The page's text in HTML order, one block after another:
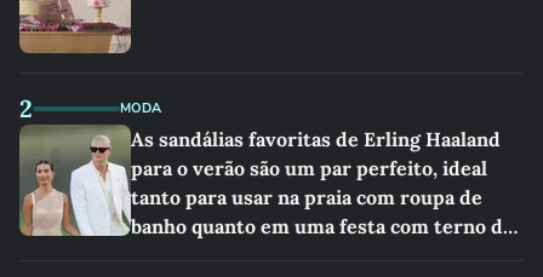
2 MODA
As sandálias favoritas de Erling Haaland
para o verão são um par perfeito, ideal
tanto para usar na praia com roupa de
banho quanto em uma festa com terno de